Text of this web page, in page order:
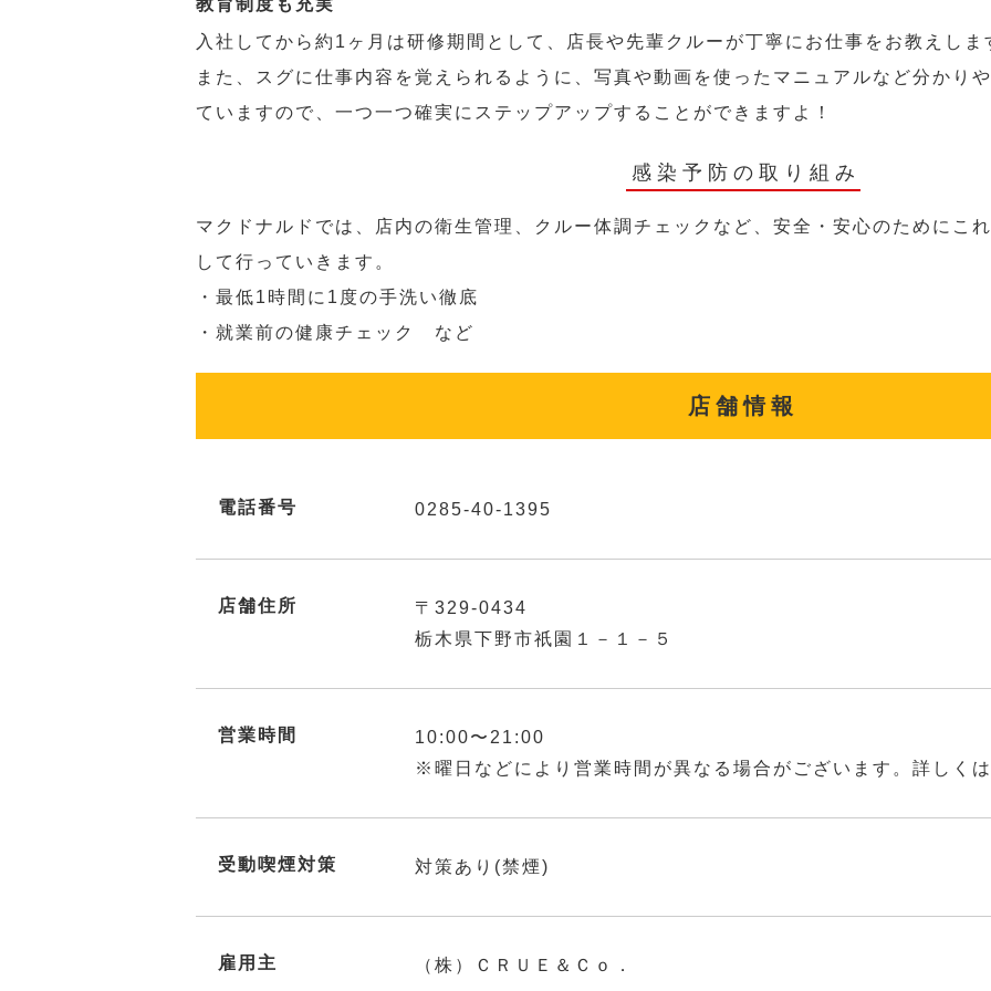
教育制度も充実
入社してから約1ヶ月は研修期間として、店長や先輩クルーが丁寧にお仕事をお教えしま
また、スグに仕事内容を覚えられるように、写真や動画を使ったマニュアルなど分かり
ていますので、一つ一つ確実にステップアップすることができますよ！
感染予防の取り組み
マクドナルドでは、店内の衛生管理、クルー体調チェックなど、安全・安心のためにこ
して行っていきます。
・最低1時間に1度の手洗い徹底
・就業前の健康チェック など
店舗情報
電話番号 0285-40-1395
店舗住所
〒329-0434
栃木県下野市祇園１－１－５
営業時間
10:00〜21:00
※曜日などにより営業時間が異なる場合がございます。詳しく
受動喫煙対策 対策あり(禁煙)
雇用主 （株）ＣＲＵＥ＆Ｃｏ．